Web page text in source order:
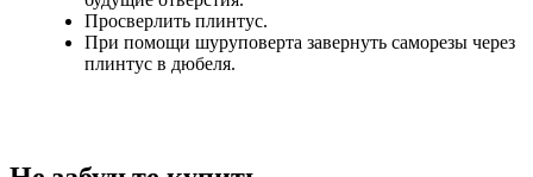
Просверлить плинтус.
При помощи шуруповерта завернуть саморезы через
плинтус в дюбеля.